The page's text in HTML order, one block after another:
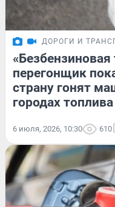
ДОРОГИ И
«Безбензиновая
перегонщик
страну гонят
городах
6 июля, 2026, 10:30 610